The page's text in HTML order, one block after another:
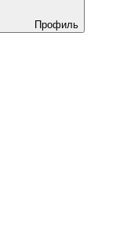
Профиль